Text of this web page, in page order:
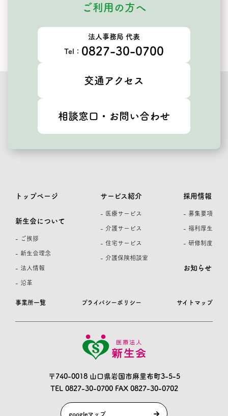
ご利用の方へ
法人事務局 代表
Tel： 0827-30-0700
交通アクセス
相談窓口・お問い合わせ
〒740-0018 山口県岩国市麻里布町3-5-5
TEL 0827-30-0700FAX 0827-30-0702
googleマップ
事業所一覧 プライバシーポリシー サイトマップ
トップページ
新生会について
- ご挨拶
- 新生会理念
- 法人情報
- 沿革
サービス紹介
- 医療サービス
- 介護サービス
- 住宅サービス
- 介護保険相談室
採用情報
- 募集要項
- 福利厚生
- 研修制度
お知らせ